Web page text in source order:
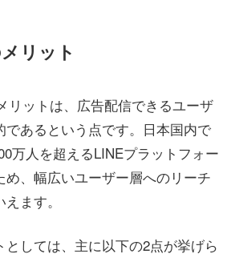
リット
リットは、広告配信できるユーザ
であるという点です。日本国内で
万人を超えるLINEプラットフォー
め、幅広いユーザー層へのリーチ
ます。
としては、主に以下の2点が挙げら